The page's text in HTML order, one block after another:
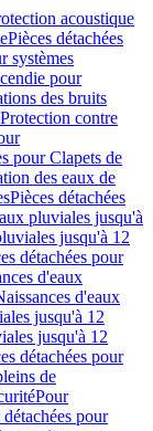
acoustique
Pièces détachées
systèmes
pour
des bruits
Protection contre
pour Clapets de
des eaux de
Pièces détachées
pluviales jusqu'à
jusqu'à 12
détachées pour
d'eaux
d'eaux
jusqu'à 12
jusqu'à 12
détachées pour
de
Pour
détachées pour